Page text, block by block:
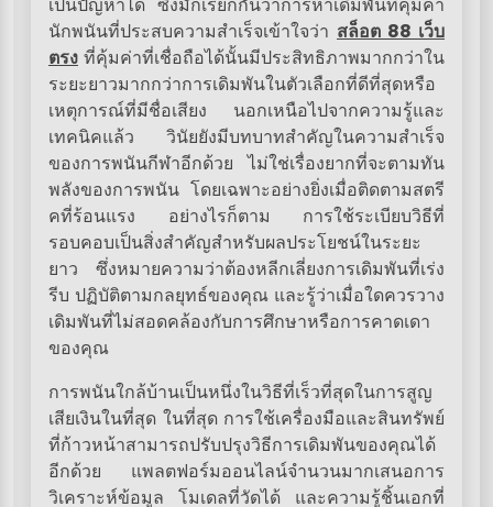
เป็นปัญหาได้ ซึ่งมักเรียกกันว่าการหาเดิมพันที่คุ้มค่า
นักพนันที่ประสบความสำเร็จเข้าใจว่า สล็อต 88 เว็บ
ตรง ที่คุ้มค่าที่เชื่อถือได้นั้นมีประสิทธิภาพมากกว่าใน
ระยะยาวมากกว่าการเดิมพันในตัวเลือกที่ดีที่สุดหรือ
เหตุการณ์ที่มีชื่อเสียง นอกเหนือไปจากความรู้และ
เทคนิคแล้ว วินัยยังมีบทบาทสำคัญในความสำเร็จ
ของการพนันกีฬาอีกด้วย ไม่ใช่เรื่องยากที่จะตามทัน
พลังของการพนัน โดยเฉพาะอย่างยิ่งเมื่อติดตามสตรี
คที่ร้อนแรง อย่างไรก็ตาม การใช้ระเบียบวิธีที่
รอบคอบเป็นสิ่งสำคัญสำหรับผลประโยชน์ในระยะ
ยาว ซึ่งหมายความว่าต้องหลีกเลี่ยงการเดิมพันที่เร่ง
รีบ ปฏิบัติตามกลยุทธ์ของคุณ และรู้ว่าเมื่อใดควรวาง
เดิมพันที่ไม่สอดคล้องกับการศึกษาหรือการคาดเดา
ของคุณ
การพนันใกล้บ้านเป็นหนึ่งในวิธีที่เร็วที่สุดในการสูญ
เสียเงินในที่สุด ในที่สุด การใช้เครื่องมือและสินทรัพย์
ที่ก้าวหน้าสามารถปรับปรุงวิธีการเดิมพันของคุณได้
อีกด้วย แพลตฟอร์มออนไลน์จำนวนมากเสนอการ
วิเคราะห์ข้อมูล โมเดลที่วัดได้ และความรู้ชิ้นเอกที่